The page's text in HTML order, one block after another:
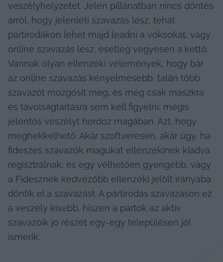
veszélyhelyzetet. Jelen pillanatban nincs döntés
arról, hogy jelenléti szavazás lesz, tehát
pártirodákon lehet majd leadni a voksokat, vagy
online szavazás lesz, esetleg vegyesen a kettő.
Vannak olyan ellenzéki vélemények, hogy bár
az online szavazás kényelmesebb, talán több
szavazót mozgósít meg, és még csak maszkra
és távolságtartásra sem kell figyelni, mégis
jelentős veszélyt hordoz magában. Azt, hogy
meghekkelhető. Akár szoftveresen, akár úgy, ha
fideszes szavazók magukat ellenzékinek kiadva
regisztrálnak, és egy vélhetően gyengébb, vagy
a Fidesznek kedvezőbb ellenzéki jelölt irányába
döntik el a szavazást. A pártirodás szavazáson ez
a veszély kisebb, hiszen a pártok az aktív
szavazóik jó részét egy-egy településen jól
ismerik.